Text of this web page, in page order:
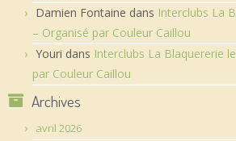
Damien Fontaine dans Interclubs La
– Organisé par Couleur Caillou
Youri dans Interclubs La Blaquererie
par Couleur Caillou
Archives
avril 2026